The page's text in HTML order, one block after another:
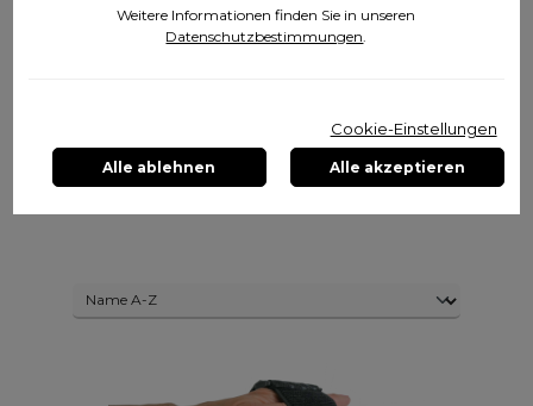
Walter Rieske
Weitere Informationen finden Sie in unseren
Datenschutzbestimmungen
Cookie-Einstellungen
Alle ablehnen Alle akzeptieren